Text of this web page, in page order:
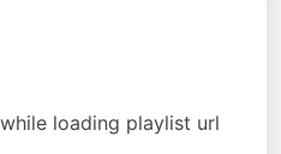
loading playlist url